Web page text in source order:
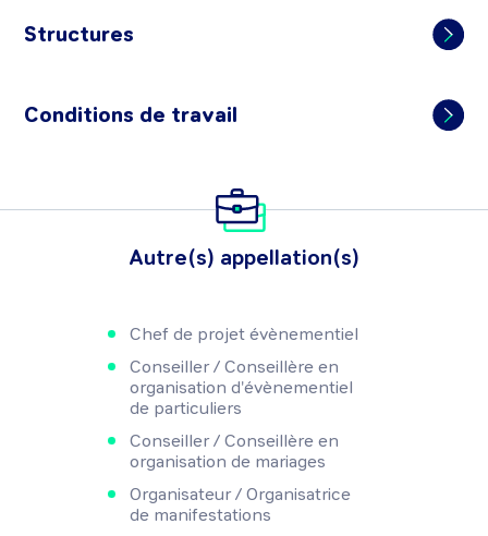
Structures
Conditions de travail
Autre(s) appellation(s)
Chef de projet évènementiel
Conseiller / Conseillère en
organisation d'évènementiel
de particuliers
Conseiller / Conseillère en
organisation de mariages
Organisateur / Organisatrice
de manifestations